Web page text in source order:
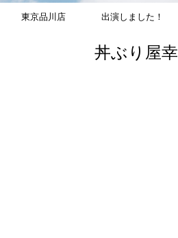
東京品川店 出演しました！
ッチ 丼ぶり屋幸